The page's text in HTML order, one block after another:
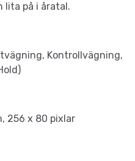
lita på i åratal.
Kontrollvägning,
256 x 80 pixlar